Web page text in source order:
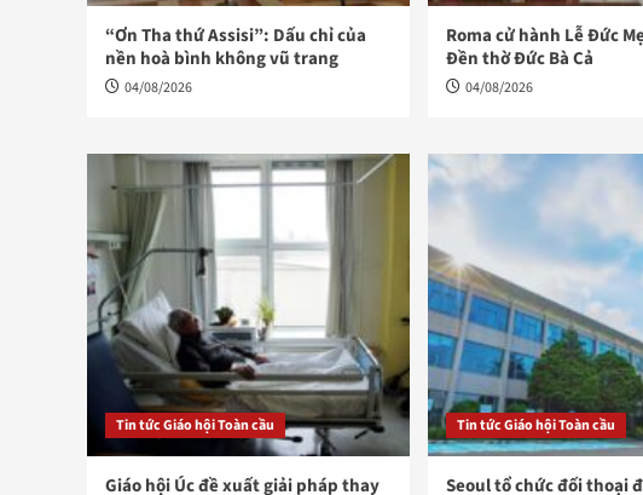
“Ơn Tha thứ Assisi”: Dấu chỉ của
nền hoà bình không vũ trang
04/08/2026
Roma cử hành Lễ Đức
Đền thờ Đức Bà Cả
04/08/2026
Tin tức Giáo hội Toàn cầu
Giáo hội Úc đề xuất giải pháp thay
Tin tức Giáo hội Toàn cầu
Seoul tổ chức đối thoại